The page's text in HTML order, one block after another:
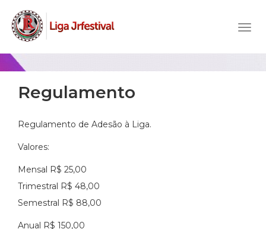
Regulamento
Regulamento de Adesão à Liga.
Valores:
Mensal R$ 25,00
Trimestral R$ 48,00
Semestral R$ 88,00
Anual R$ 150,00